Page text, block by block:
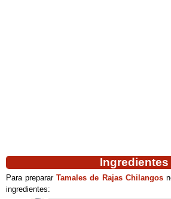
Ingredientes
Para prepararTamales de Rajas Chilangos
ingredientes: